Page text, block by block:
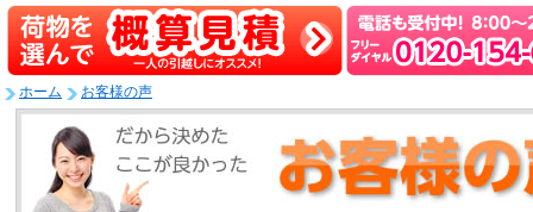
ホーム お客様の声